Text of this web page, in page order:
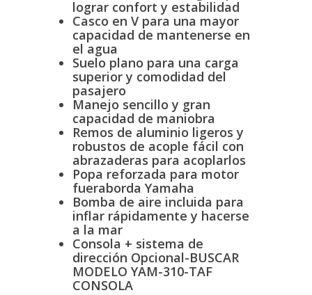
lograr confort y estabilidad
Casco en V para una mayor
capacidad de mantenerse en
el agua
Suelo plano para una carga
superior y comodidad del
pasajero
Manejo sencillo y gran
capacidad de maniobra
Remos de aluminio ligeros y
robustos de acople fácil con
abrazaderas para acoplarlos
Popa reforzada para motor
fueraborda Yamaha
Bomba de aire incluida para
inflar rápidamente y hacerse
a la mar
Consola + sistema de
dirección Opcional-BUSCAR
MODELO YAM-310-TAF
CONSOLA